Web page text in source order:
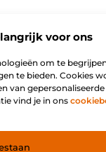
voor ons
om te
te bieden. Cookies
van
vind je in ons